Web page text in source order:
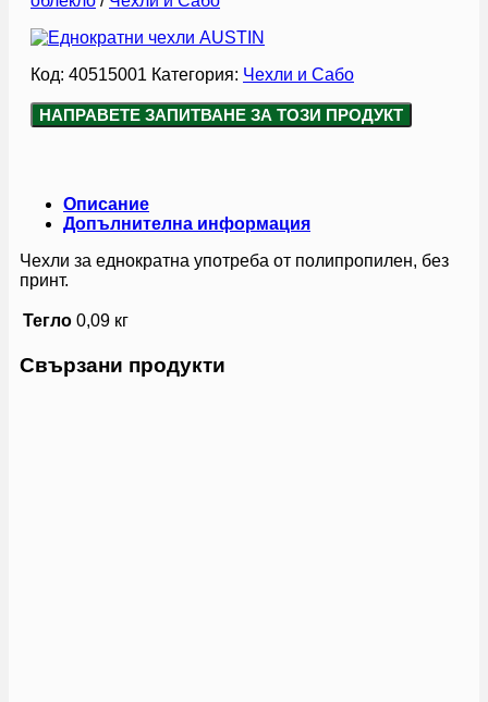
Код: 40515001 Категория: Чехли и Сабо
НАПРАВЕТЕ ЗАПИТВАНЕ ЗА ТОЗИ ПРОДУКТ
Описание
Допълнителна информация
Чехли за еднократна употреба от полипропилен, без
принт.
Тегло 0,09 кг
Свързани продукти